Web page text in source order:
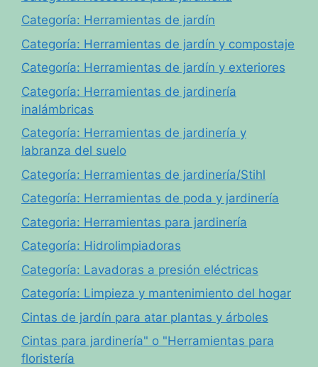
Categoría: Herramientas de jardín
Categoría: Herramientas de jardín y compostaje
Categoría: Herramientas de jardín y exteriores
Categoría: Herramientas de jardinería
inalámbricas
Categoría: Herramientas de jardinería y
labranza del suelo
Categoría: Herramientas de jardinería/Stihl
Categoría: Herramientas de poda y jardinería
Categoria: Herramientas para jardinería
Categoría: Hidrolimpiadoras
Categoría: Lavadoras a presión eléctricas
Categoría: Limpieza y mantenimiento del hogar
Cintas de jardín para atar plantas y árboles
Cintas para jardinería" o "Herramientas para
floristería